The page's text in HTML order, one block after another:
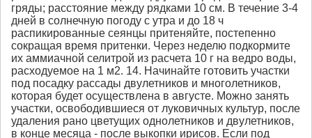
гряды; расстояние между рядками 10 см. В течение 3-4
дней в солнечную погоду с утра и до 18 ч
распикированные сеянцы притеняйте, постепенно
сокращая время притенки. Через неделю подкормите
их аммиачной селитрой из расчета 10 г на ведро воды,
расходуемое на 1 м2. 14. Начинайте готовить участки
под посадку рассады двулетников и многолетников,
которая будет осуществлена в августе. Можно занять
участки, освободившиеся от луковичных культур, после
удаления рано цветущих однолетников и двулетников,
в конце месяца - после выкопки ирисов. Если под